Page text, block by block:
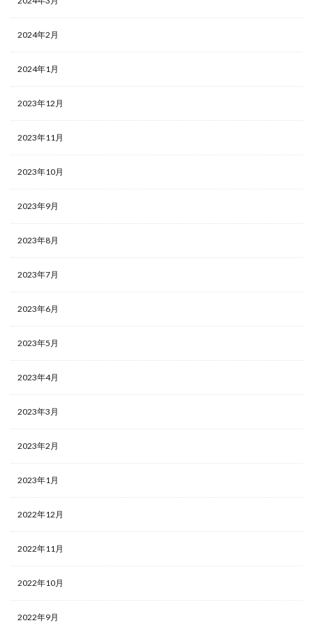
2024年2月
2024年1月
2023年12月
2023年11月
2023年10月
2023年9月
2023年8月
2023年7月
2023年6月
2023年5月
2023年4月
2023年3月
2023年2月
2023年1月
2022年12月
2022年11月
2022年10月
2022年9月